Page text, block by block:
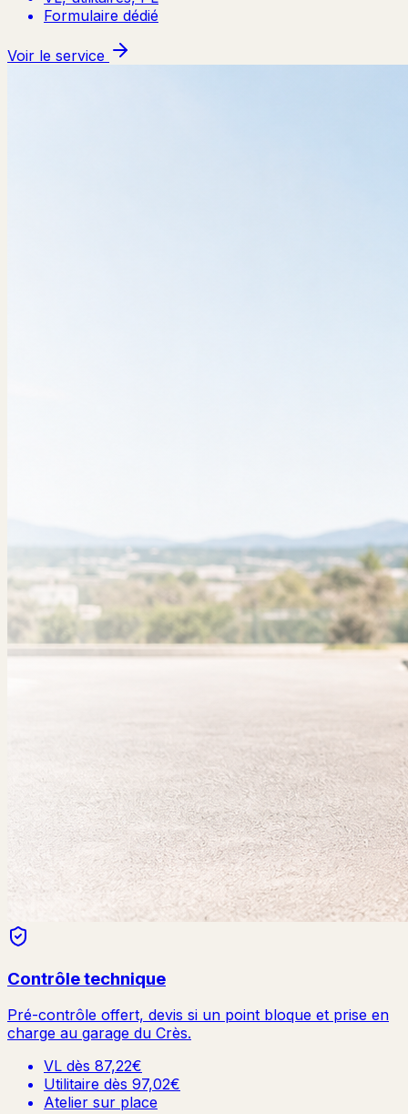
Formulaire dédié
Voir le service
Contrôle technique
Pré-contrôle offert, devis si un point bloque et prise en
charge au garage du Crès.
VL dès 87,22€
Utilitaire dès 97,02€
Atelier sur place